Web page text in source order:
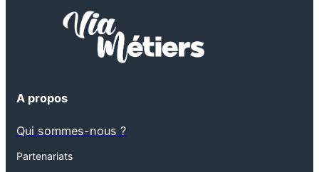
A propos
Qui sommes-nous ?
Partenariats